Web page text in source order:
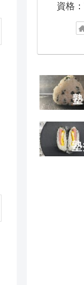
資格